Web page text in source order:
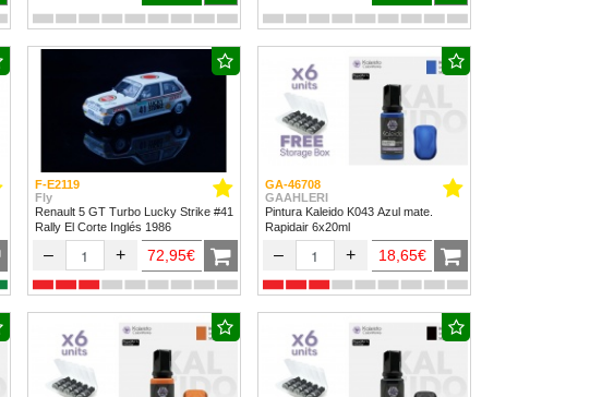
F-E2119
Fly
Renault 5 GT Turbo Lucky Strike #41
Rally El Corte Inglés 1986
– + 72,95€
GA-46708
GAAHLERI
Pintura Kaleido K043 Azul mate.
Rapidair 6x20ml
– + 18,65€